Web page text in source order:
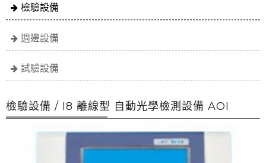
檢驗設備
週邊設備
試驗設備
檢驗設備 / I8 離線型 自動光學檢測設備 AOI